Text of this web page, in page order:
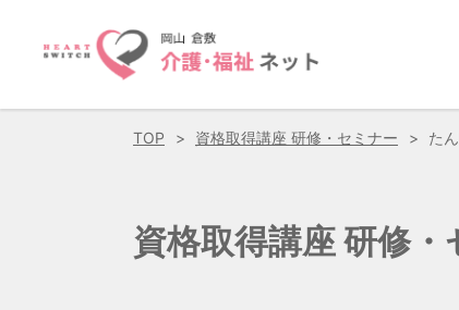
TOP 資格取得講座 研修・セミナー た
資格取得講座 研修・